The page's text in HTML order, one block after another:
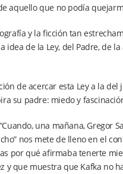
aquello que no podía
y la ficción tan
idea de la Ley, del Padre, de
de acercar esta Ley a la
su padre: miedo y
una mañana, Gregor
nos mete de lleno en el
por qué afirmaba tenerte
que muestra que Kafka no